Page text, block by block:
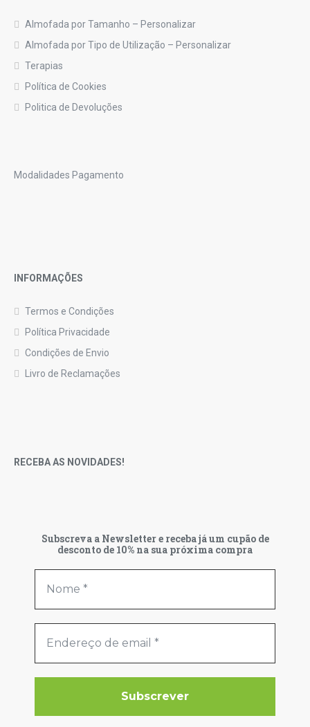
Almofada por Tamanho – Personalizar
Almofada por Tipo de Utilização – Personalizar
Terapias
Política de Cookies
Politica de Devoluções
Modalidades Pagamento
INFORMAÇÕES
Termos e Condições
Política Privacidade
Condições de Envio
Livro de Reclamações
RECEBA AS NOVIDADES!
Subscreva a Newsletter e receba já um cupão de
desconto de 10% na sua próxima compra